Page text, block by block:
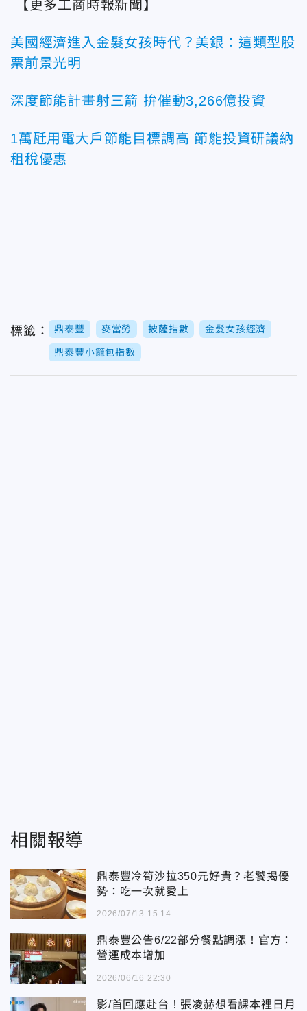
【更多工商時報新聞】
美國經濟進入金髮女孩時代？美銀：這類型股
票前景光明
深度節能計畫射三箭 拚催動3,266億投資
1萬瓩用電大戶節能目標調高 節能投資研議納
租稅優惠
標籤： 鼎泰豐 麥當勞 披薩指數 金髮女孩經濟
鼎泰豐小籠包指數
相關報導
鼎泰豐冷筍沙拉350元好貴？老饕揭優
勢：吃一次就愛上
2026/07/13 15:14
鼎泰豐公告6/22部分餐點調漲！官方：
營運成本增加
2026/06/16 22:30
影/首回應赴台！張凌赫想看課本裡日月